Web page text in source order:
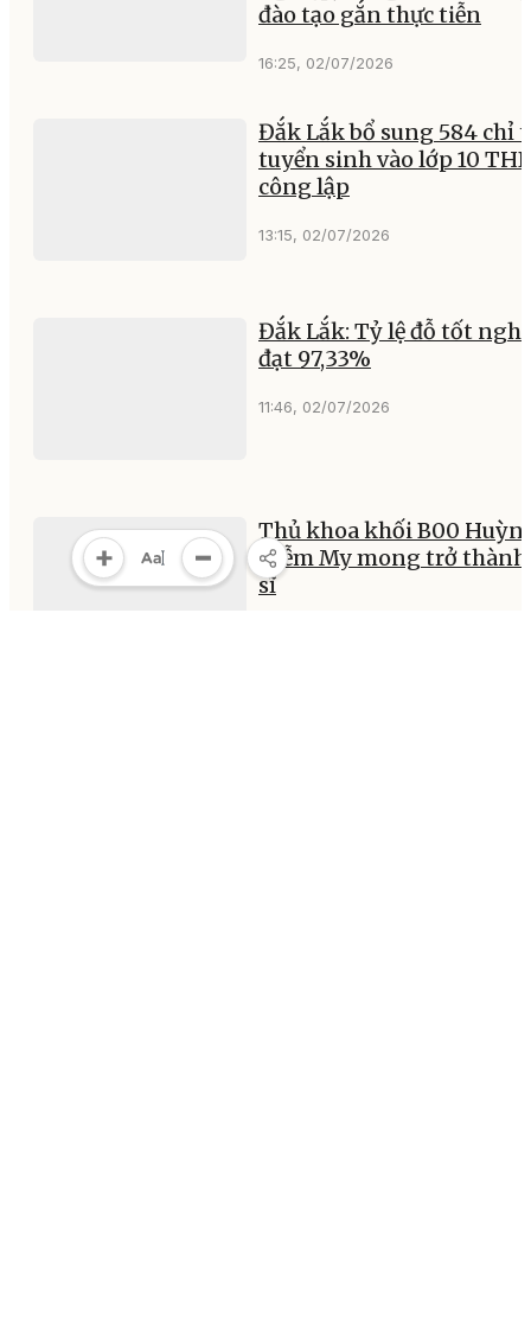
đào tạo gắn thực tiễn
16:25, 02/07/2026
Đắk Lắk bổ sung 584 chỉ
tuyển sinh vào lớp 10
công lập
13:15, 02/07/2026
Đắk Lắk: Tỷ lệ đỗ tốt
đạt 97,33%
11:46, 02/07/2026
Thủ khoa khối B00
Diễm My mong trở thành
sĩ